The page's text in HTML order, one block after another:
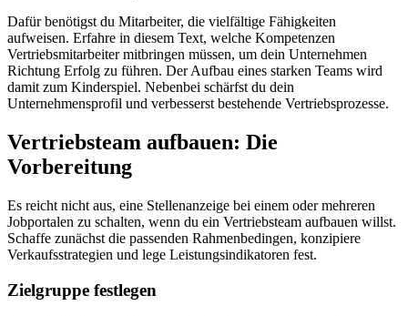
Dafür benötigst du Mitarbeiter, die vielfältige Fähigkeiten
aufweisen. Erfahre in diesem Text, welche Kompetenzen
Vertriebsmitarbeiter mitbringen müssen, um dein Unternehmen
Richtung Erfolg zu führen. Der Aufbau eines starken Teams wird
damit zum Kinderspiel. Nebenbei schärfst du dein
Unternehmensprofil und verbesserst bestehende Vertriebsprozesse.
Vertriebsteam aufbauen: Die
Vorbereitung
Es reicht nicht aus, eine Stellenanzeige bei einem oder mehreren
Jobportalen zu schalten, wenn du ein Vertriebsteam aufbauen willst.
Schaffe zunächst die passenden Rahmenbedingen, konzipiere
Verkaufsstrategien und lege Leistungsindikatoren fest.
Zielgruppe festlegen